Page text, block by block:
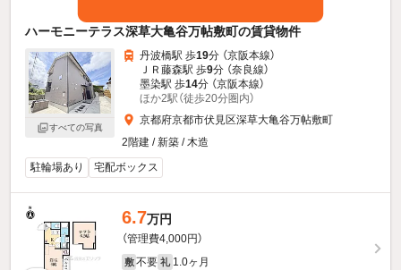
ハーモニーテラス深草大亀谷万帖敷町の賃貸物件
すべての写真
丹波橋駅 歩19分 （京阪本線）
ＪＲ藤森駅 歩9分 （奈良線）
墨染駅 歩14分 （京阪本線）
ほか2駅（徒歩20分圏内）
京都府京都市伏見区深草大亀谷万帖敷町
2階建 / 新築 / 木造
駐輪場あり
宅配ボックス
6.7万円
（管理費4,000円）
敷 不要 礼 1.0ヶ月